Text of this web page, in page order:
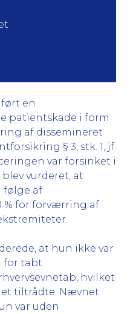
en
patientskade i form
af dissemineret
§ 3, stk. 1, jf.
var forsinket i
blev vurderet, at
følge af
% for forværring af
at hun ikke var
for tabt
hvilket
tiltrådte. Nævnet
var uden